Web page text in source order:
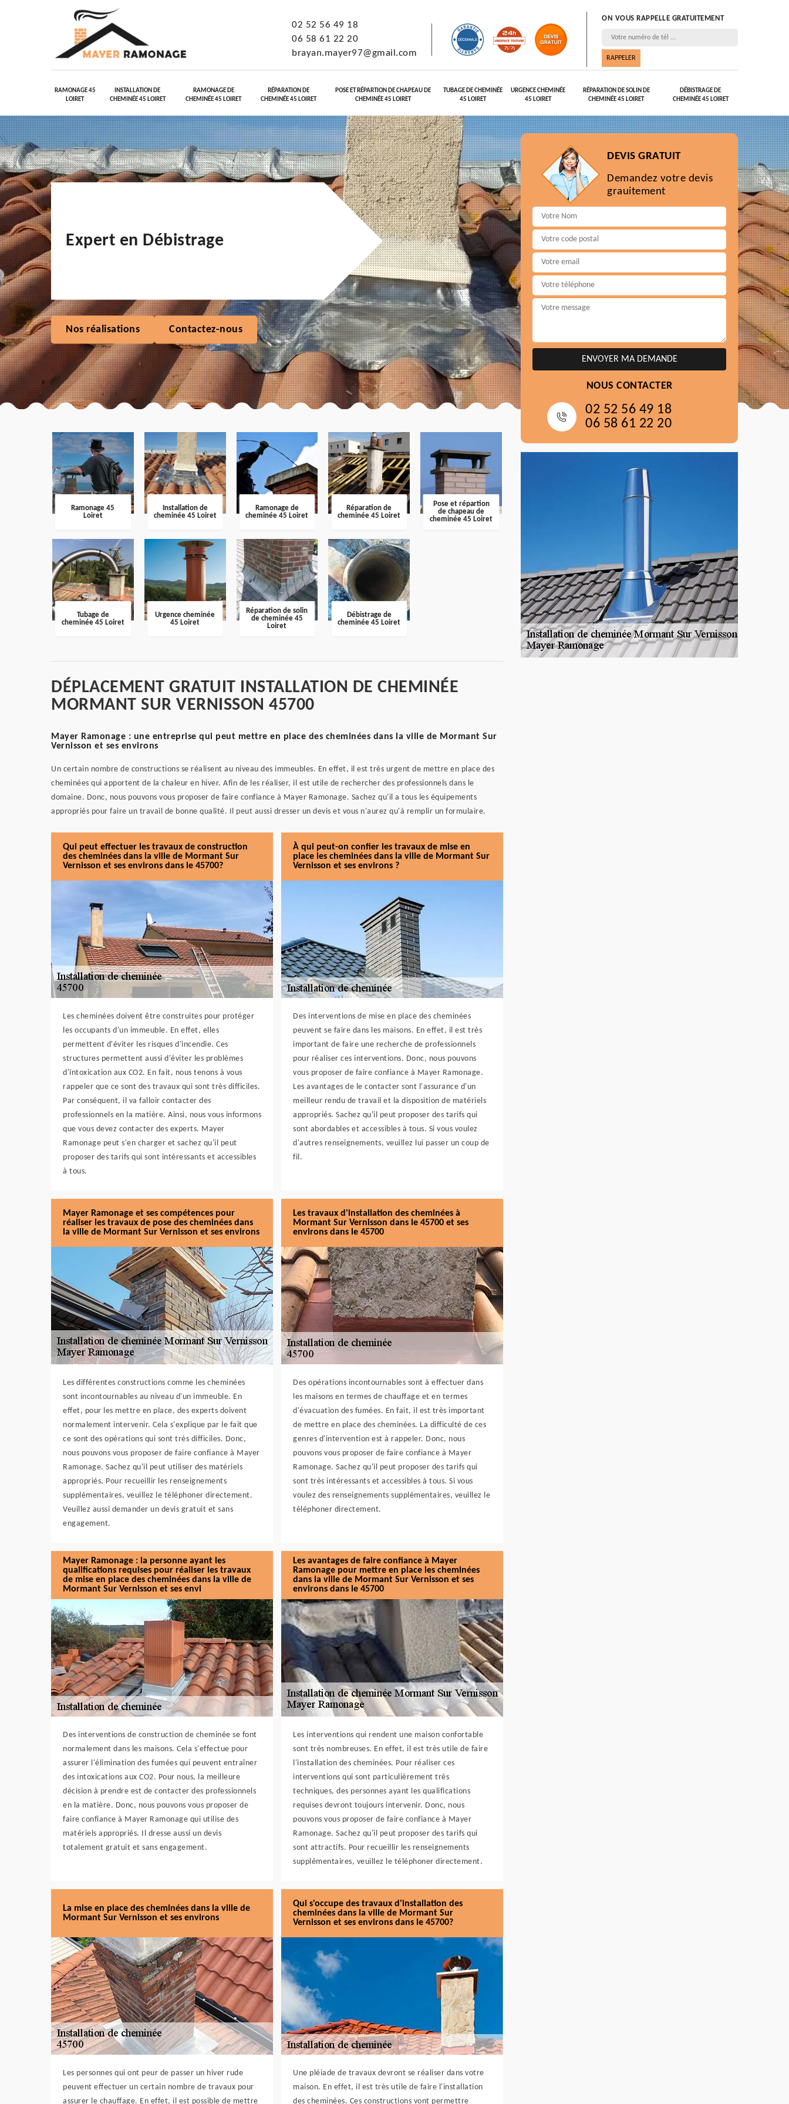
02 52 56 49 18
06 58 61 22 20
brayan.mayer97@gmail.com
ON VOUS RAPPELLE GRATUITEMENT
RAMONAGE 45
LOIRET
INSTALLATION DE
CHEMINÉE 45 LOIRET
RAMONAGE DE
CHEMINÉE 45 LOIRET
RÉPARATION DE
CHEMINÉE 45 LOIRET
POSE ET RÉPARTION DE CHAPEAU DE
CHEMINÉE 45 LOIRET
TUBAGE DE CHEMINÉE
45 LOIRET
URGENCE CHEMINÉE
45 LOIRET
RÉPARATION DE SOLIN DE
CHEMINÉE 45 LOIRET
DÉBISTRAGE DE
CHEMINÉE 45 LOIRET
Expert en Débistrage
Nos réalisations Contactez-nous
Ramonage 45
Loiret
Installation de
cheminée 45 Loiret
Ramonage de
cheminée 45 Loiret
Réparation de
cheminée 45 Loiret
Pose et répartion
de chapeau de
cheminée 45 Loiret
Tubage de
cheminée 45 Loiret
Urgence cheminée
45 Loiret
Réparation de solin
de cheminée 45
Loiret
Débistrage de
cheminée 45 Loiret
DÉPLACEMENT GRATUIT INSTALLATION DE CHEMINÉE
MORMANT SUR VERNISSON 45700
Mayer Ramonage : une entreprise qui peut mettre en place des cheminées dans la ville de Mormant Sur
Vernisson et ses environs
Un certain nombre de constructions se réalisent au niveau des immeubles. En effet, il est très urgent de mettre en place des
cheminées qui apportent de la chaleur en hiver. Afin de les réaliser, il est utile de rechercher des professionnels dans le
domaine. Donc, nous pouvons vous proposer de faire confiance à Mayer Ramonage. Sachez qu'il a tous les équipements
appropriés pour faire un travail de bonne qualité. Il peut aussi dresser un devis et vous n'aurez qu'à remplir un formulaire.
Qui peut effectuer les travaux de construction
des cheminées dans la ville de Mormant Sur
Vernisson et ses environs dans le 45700?
Les cheminées doivent être construites pour protéger
les occupants d'un immeuble. En effet, elles
permettent d'éviter les risques d'incendie. Ces
structures permettent aussi d'éviter les problèmes
d'intoxication aux CO2. En fait, nous tenons à vous
rappeler que ce sont des travaux qui sont très difficiles.
Par conséquent, il va falloir contacter des
professionnels en la matière. Ainsi, nous vous informons
que vous devez contacter des experts. Mayer
Ramonage peut s'en charger et sachez qu'il peut
proposer des tarifs qui sont intéressants et accessibles
à tous.
À qui peut-on confier les travaux de mise en
place les cheminées dans la ville de Mormant Sur
Vernisson et ses environs ?
Des interventions de mise en place des cheminées
peuvent se faire dans les maisons. En effet, il est très
important de faire une recherche de professionnels
pour réaliser ces interventions. Donc, nous pouvons
vous proposer de faire confiance à Mayer Ramonage.
Les avantages de le contacter sont l'assurance d'un
meilleur rendu de travail et la disposition de matériels
appropriés. Sachez qu'il peut proposer des tarifs qui
sont abordables et accessibles à tous. Si vous voulez
d'autres renseignements, veuillez lui passer un coup de
fil.
Mayer Ramonage et ses compétences pour
réaliser les travaux de pose des cheminées dans
la ville de Mormant Sur Vernisson et ses environs
Les différentes constructions comme les cheminées
sont incontournables au niveau d'un immeuble. En
effet, pour les mettre en place, des experts doivent
normalement intervenir. Cela s'explique par le fait que
ce sont des opérations qui sont très difficiles. Donc,
nous pouvons vous proposer de faire confiance à Mayer
Ramonage. Sachez qu'il peut utiliser des matériels
appropriés. Pour recueillir les renseignements
supplémentaires, veuillez le téléphoner directement.
Veuillez aussi demander un devis gratuit et sans
engagement.
Les travaux d'installation des cheminées à
Mormant Sur Vernisson dans le 45700 et ses
environs dans le 45700
Des opérations incontournables sont à effectuer dans
les maisons en termes de chauffage et en termes
d'évacuation des fumées. En fait, il est très important
de mettre en place des cheminées. La difficulté de ces
genres d'intervention est à rappeler. Donc, nous
pouvons vous proposer de faire confiance à Mayer
Ramonage. Sachez qu'il peut proposer des tarifs qui
sont très intéressants et accessibles à tous. Si vous
voulez des renseignements supplémentaires, veuillez le
téléphoner directement.
Mayer Ramonage : la personne ayant les
qualifications requises pour réaliser les travaux
de mise en place des cheminées dans la ville de
Mormant Sur Vernisson et ses envi
Des interventions de construction de cheminée se font
normalement dans les maisons. Cela s'effectue pour
assurer l'élimination des fumées qui peuvent entraîner
des intoxications aux CO2. Pour nous, la meilleure
décision à prendre est de contacter des professionnels
en la matière. Donc, nous pouvons vous proposer de
faire confiance à Mayer Ramonage qui utilise des
matériels appropriés. Il dresse aussi un devis
totalement gratuit et sans engagement.
Les avantages de faire confiance à Mayer
Ramonage pour mettre en place les cheminées
dans la ville de Mormant Sur Vernisson et ses
environs dans le 45700
Les interventions qui rendent une maison confortable
sont très nombreuses. En effet, il est très utile de faire
l'installation des cheminées. Pour réaliser ces
interventions qui sont particulièrement très
techniques, des personnes ayant les qualifications
requises devront toujours intervenir. Donc, nous
pouvons vous proposer de faire confiance à Mayer
Ramonage. Sachez qu'il peut proposer des tarifs qui
sont attractifs. Pour recueillir les renseignements
supplémentaires, veuillez le téléphoner directement.
La mise en place des cheminées dans la ville de
Mormant Sur Vernisson et ses environs
Les personnes qui ont peur de passer un hiver rude
peuvent effectuer un certain nombre de travaux pour
assurer le chauffage. En effet, il est possible de mettre
Qui s'occupe des travaux d'installation des
cheminées dans la ville de Mormant Sur
Vernisson et ses environs dans le 45700?
Une pléiade de travaux devront se réaliser dans votre
maison. En effet, il est très utile de faire l'installation
des cheminées. Ces constructions vont permettre
DEVIS GRATUIT
Demandez votre devis
grauitement
NOUS CONTACTER
02 52 56 49 18
06 58 61 22 20